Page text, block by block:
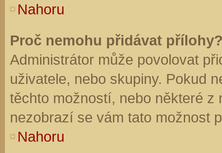
Nahoru
Proč nemohu přidávat
Administrátor může povolovat
uživatele, nebo skupiny. Pokud
těchto možností, nebo některé z
nezobrazí se vám tato možnost
Nahoru